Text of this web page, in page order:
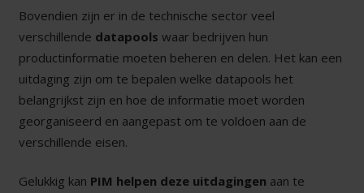
Bovendien zijn er in de technische sector veel
verschillende datapools waar bedrijven hun
productinformatie moeten beheren en delen. Het kan een
uitdaging zijn om te bepalen welke datapools het
belangrijkst zijn en hoe de informatie moet worden
georganiseerd en aangepast om te voldoen aan de
verschillende eisen.
Gelukkig kan PIM helpen deze uitdagingen aan te